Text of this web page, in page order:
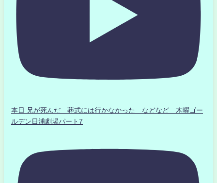
本日 兄が死んだ 葬式には行かなかった などなど 木曜ゴー
ルデン日浦劇場パート7